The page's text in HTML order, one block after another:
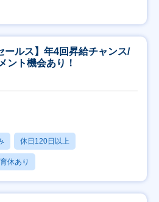
ールス】年4回昇給チャンス/
ント機会あり！
休日120日以上
休あり